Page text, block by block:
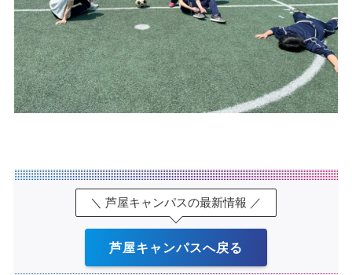
＼ 芦屋キャンパスの最新情報 ／
芦屋キャンパスへ戻る